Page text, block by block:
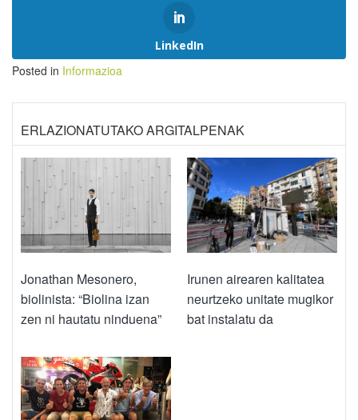
LinkedIn
Posted in Informazioa
ERLAZIONATUTAKO ARGITALPENAK
Jonathan Mesonero,
biolinista: “Biolina izan
zen ni hautatu ninduena”
Irunen airearen kalitatea
neurtzeko unitate mugikor
bat instalatu da